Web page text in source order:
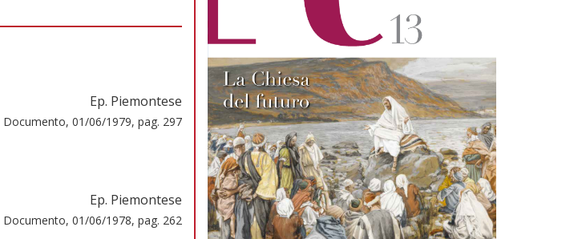
Ep. Piemontese
Documento, 01/06/1979, pag. 297
Ep. Piemontese
Documento, 01/06/1978, pag. 262